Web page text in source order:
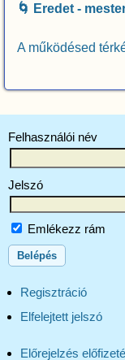
🌀 Eredet -
A működésed
Felhasználói név
Jelszó
Emlékezz rám
Regisztráció
Elfelejtett jelszó
Előrejelzés